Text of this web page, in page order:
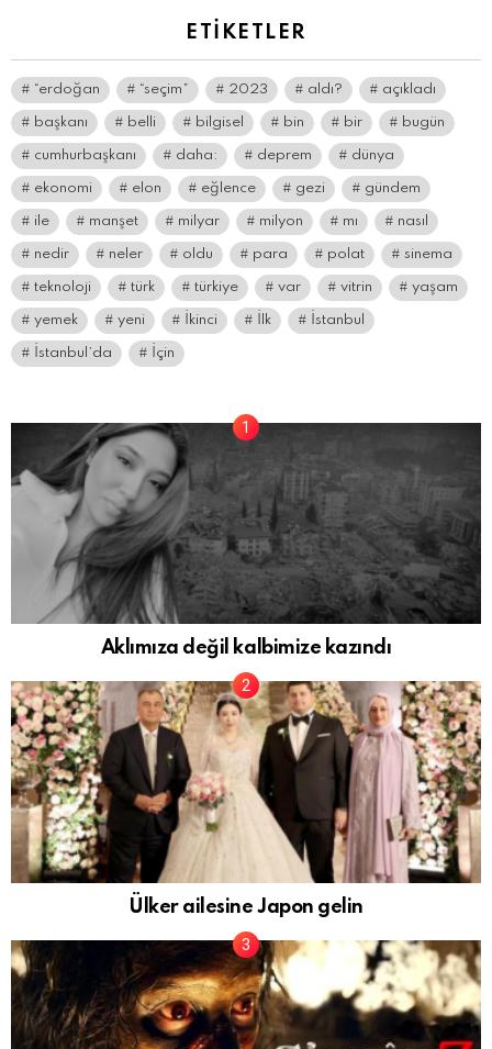
ETIKETLER
“erdoğan “seçim” 2023 aldı? açıkladı
başkanı belli bilgisel bin bir bugün
cumhurbaşkanı daha: deprem dünya
ekonomi elon eğlence gezi gündem
ile manşet milyar milyon mı nasıl
nedir neler oldu para polat sinema
teknoloji türk türkiye var vitrin yaşam
yemek yeni İkinci İlk İstanbul
İstanbul’da İçin
Aklımıza değil kalbimize kazındı
Ülker ailesine Japon gelin